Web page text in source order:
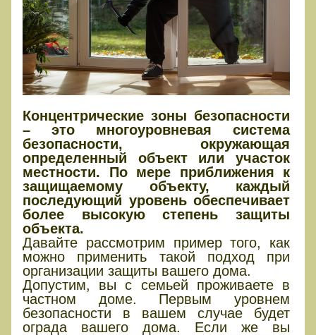
Концентрические зоны безопасности
– это многоуровневая система
безопасности, окружающая
определенный объект или участок
местности. По мере приближения к
защищаемому объекту, каждый
последующий уровень обеспечивает
более высокую степень защиты
объекта.
Давайте рассмотрим пример того, как
можно применить такой подход при
организации защиты вашего дома.
Допустим, вы с семьей проживаете в
частном доме. Первым уровнем
безопасности в вашем случае будет
ограда вашего дома. Если же вы